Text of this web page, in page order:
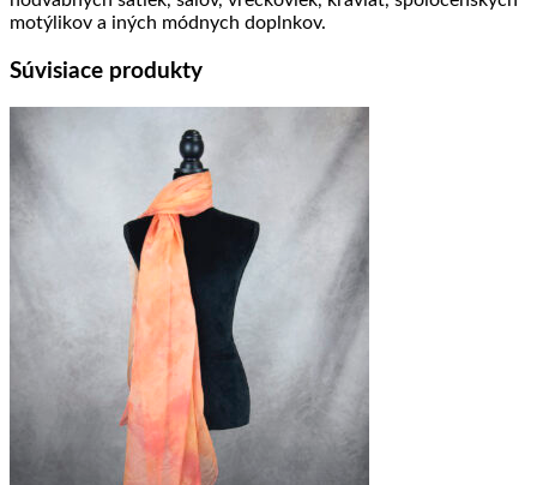
motýlikov a iných módnych doplnkov.
Súvisiace produkty